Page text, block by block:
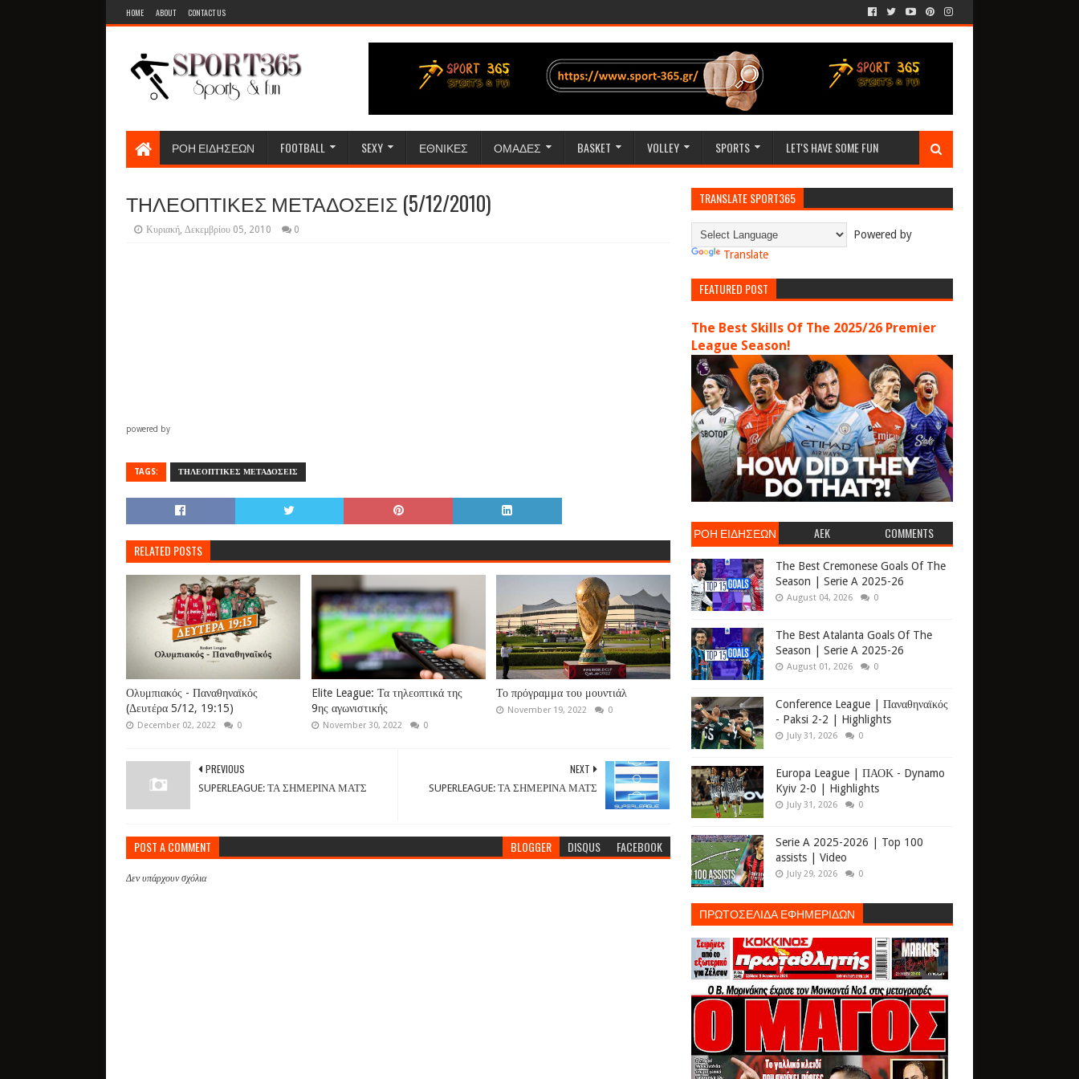
HOME ABOUT CONTACT US
ΡΟΗ ΕΙΔΗΣΕΩΝ FOOTBALL SEXY ΕΘΝΙΚΕΣ ΟΜΑΔΕΣ BASKET VOLLEY SPORTS LET'S HAVE SOME FUN
ΤΗΛΕΟΠΤΙΚΕΣ ΜΕΤΑΔΟΣΕΙΣ (5/12/2010)
Κυριακή, Δεκεμβρίου 05, 2010 0
powered by
TAGS: ΤΗΛΕΟΠΤΙΚΕΣ ΜΕΤΑΔΟΣΕΙΣ
RELATED POSTS
Ολυμπιακός - Παναθηναϊκός
(Δευτέρα 5/12, 19:15)
December 02, 2022 0
Elite League: Τα τηλεοπτικά της
9ης αγωνιστικής
November 30, 2022 0
Το πρόγραμμα του μουντιάλ
November 19, 2022 0
NEXT
SUPERLEAGUE: ΤΑ ΣΗΜΕΡΙΝΑ ΜΑΤΣ
PREVIOUS
SUPERLEAGUE: ΤΑ ΣΗΜΕΡΙΝΑ ΜΑΤΣ
POST A COMMENT BLOGGER DISQUS FACEBOOK
Δεν υπάρχουν σχόλια
TRANSLATE SPORT365
Powered by
Translate
FEATURED POST
The Best Skills Of The 2025/26 Premier
League Season!
ΡΟΗ ΕΙΔΗΣΕΩΝ AEK COMMENTS
The Best Cremonese Goals Of The
Season | Serie A 2025-26
August 04, 2026 0
The Best Atalanta Goals Of The
Season | Serie A 2025-26
August 01, 2026 0
Conference League | Παναθηναϊκός
- Paksi 2-2 | Highlights
July 31, 2026 0
Europa League | ΠΑΟΚ - Dynamo
Kyiv 2-0 | Highlights
July 31, 2026 0
Serie A 2025-2026 | Top 100
assists | Video
July 29, 2026 0
ΠΡΩΤΟΣΕΛΙΔΑ ΕΦΗΜΕΡΙΔΩΝ